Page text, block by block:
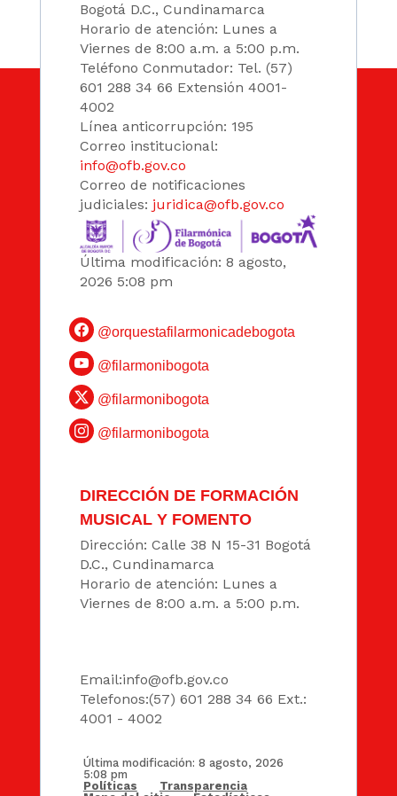
Bogotá D.C., Cundinamarca
Horario de atención: Lunes a
Viernes de 8:00 a.m. a 5:00 p.m.
Teléfono Conmutador: Tel. (57)
601 288 34 66 Extensión 4001-
4002
Línea anticorrupción: 195
Correo institucional:
info@ofb.gov.co
Correo de notificaciones
judiciales: juridica@ofb.gov.co
Última modificación: 8 agosto,
2026 5:08 pm
@orquestafilarmonicadebogota
@filarmonibogota
@filarmonibogota
@filarmonibogota
DIRECCIÓN DE FORMACIÓN
MUSICAL Y FOMENTO
Dirección: Calle 38 N 15-31 Bogotá
D.C., Cundinamarca
Horario de atención: Lunes a
Viernes de 8:00 a.m. a 5:00 p.m.
Email:info@ofb.gov.co
Telefonos:(57) 601 288 34 66 Ext.:
4001 - 4002
Última modificación: 8 agosto, 2026
5:08 pm
Políticas
Transparencia